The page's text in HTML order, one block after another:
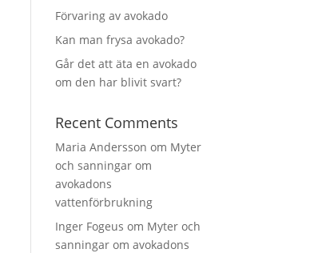
Förvaring av avokado
Kan man frysa avokado?
Går det att äta en avokado
om den har blivit svart?
Recent Comments
Maria Andersson om Myter
och sanningar om
avokadons
vattenförbrukning
Inger Fogeus om Myter och
sanningar om avokadons